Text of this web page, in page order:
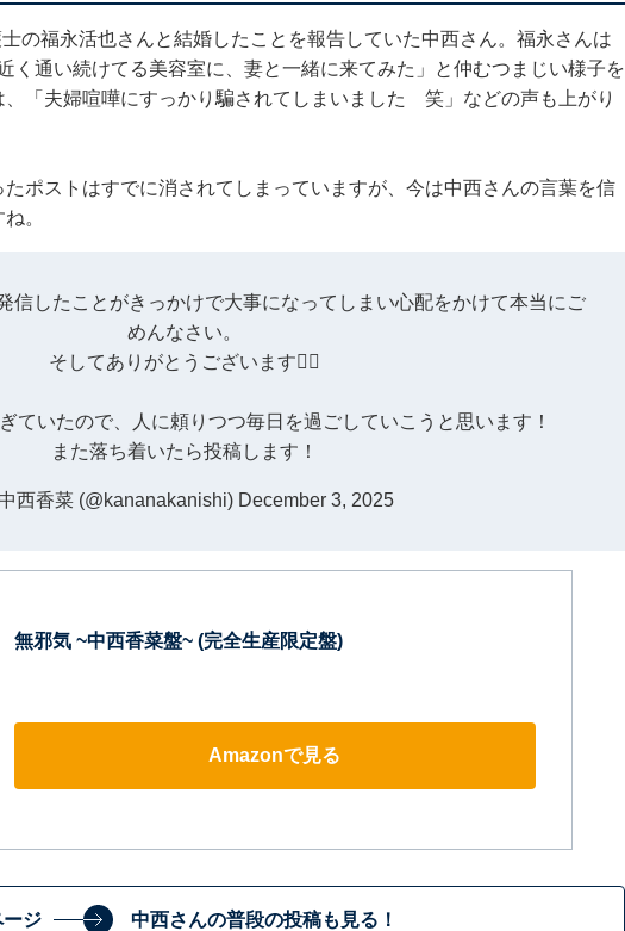
の福永活也さんと結婚したことを報告していた中西さん。福永さんは
く通い続けてる美容室に、妻と一緒に来てみた」と仲むつまじい様子を
「夫婦喧嘩にすっかり騙されてしまいました 笑」などの声も上がり
ポストはすでに消されてしまっていますが、今は中西さんの言葉を信
。
信したことがきっかけで大事になってしまい心配をかけて本当にご
めんなさい。
そしてありがとうございます🙇‍♀️
ていたので、人に頼りつつ毎日を過ごしていこうと思います！
また落ち着いたら投稿します！
西香菜 (@kananakanishi) December 3, 2025
無邪気 ~中西香菜盤~ (完全生産限定盤)
Amazonで見る
ージ 中西さんの普段の投稿も見る！